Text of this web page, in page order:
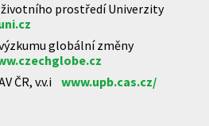
prostředí Univerzity
globální změny
ČR, v.v.i www.upb.cas.cz/